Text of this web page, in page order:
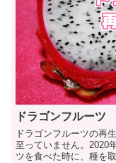
ドラゴンフルー
ドラゴンフルーツの再
至っていません。2020
ツを食べた時に、種を